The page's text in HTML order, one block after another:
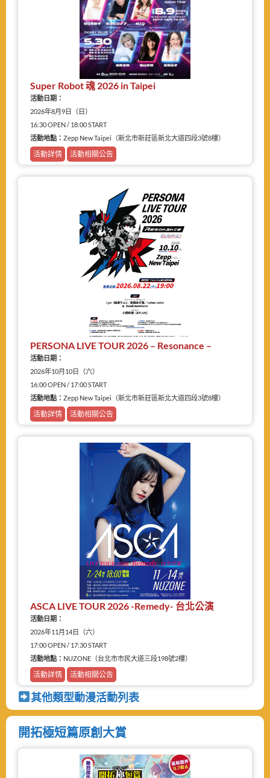
Super Robot 魂 2026 in Taipei
活動日期：
2026年8月9日（日）
16:30 OPEN / 18:00 START
活動地點： Zepp New Taipei（新北市新莊區新北大道四段3號8樓）
活動詳情 活動相關公告
PERSONA LIVE TOUR 2026 – Resonance –
活動日期：
2026年10月10日（六）
16:00 OPEN / 17:00 START
活動地點： Zepp New Taipei（新北市新莊區新北大道四段3號8樓）
活動詳情 活動相關公告
ASCA LIVE TOUR 2026 -Remedy- 台北公演
活動日期：
2026年11月14日（六）
17:00 OPEN / 17:30 START
活動地點： NUZONE（台北市市民大道三段198號2樓）
活動詳情 活動相關公告
其他類型動漫活動列表
開拓極短篇原創大賞